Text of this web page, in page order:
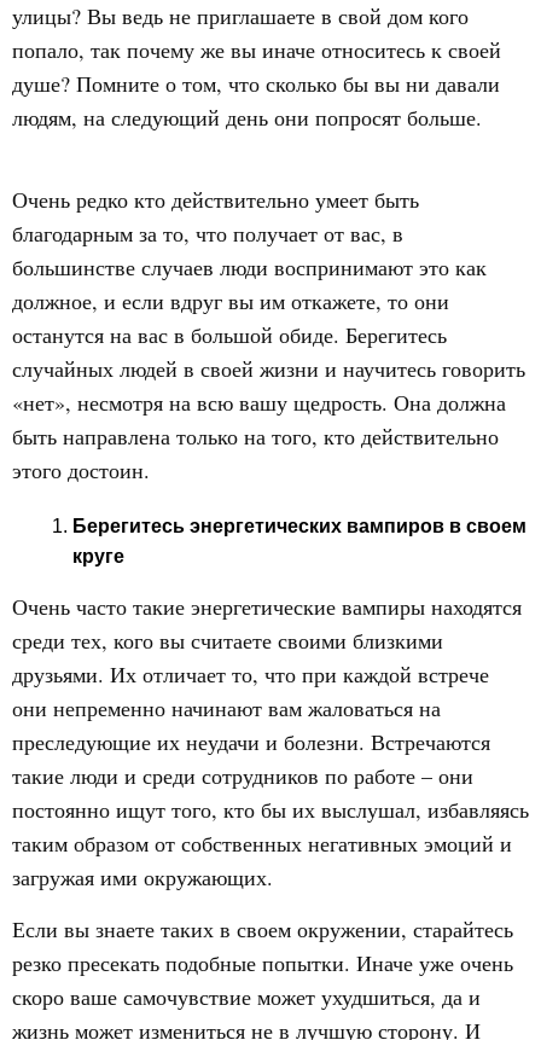
улицы? Вы ведь не приглашаете в свой дом кого
попало, так почему же вы иначе относитесь к своей
душе? Помните о том, что сколько бы вы ни давали
людям, на следующий день они попросят больше.
Очень редко кто действительно умеет быть
благодарным за то, что получает от вас, в
большинстве случаев люди воспринимают это как
должное, и если вдруг вы им откажете, то они
останутся на вас в большой обиде. Берегитесь
случайных людей в своей жизни и научитесь говорить
«нет», несмотря на всю вашу щедрость. Она должна
быть направлена только на того, кто действительно
этого достоин.
Берегитесь энергетических вампиров в своем
круге
Очень часто такие энергетические вампиры находятся
среди тех, кого вы считаете своими близкими
друзьями. Их отличает то, что при каждой встрече
они непременно начинают вам жаловаться на
преследующие их неудачи и болезни. Встречаются
такие люди и среди сотрудников по работе – они
постоянно ищут того, кто бы их выслушал, избавляясь
таким образом от собственных негативных эмоций и
загружая ими окружающих.
Если вы знаете таких в своем окружении, старайтесь
резко пресекать подобные попытки. Иначе уже очень
скоро ваше самочувствие может ухудшиться, да и
жизнь может измениться не в лучшую сторону. И